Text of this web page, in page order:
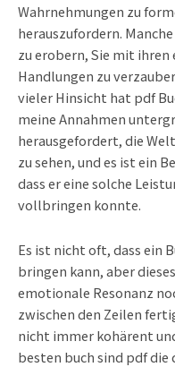
Wahrnehmungen zu
herauszufordern.
zu erobern, Sie mit
Handlungen zu
vieler Hinsicht hat pdf
meine Annahmen
herausgefordert, die
zu sehen, und es ist ein
dass er eine solche
vollbringen konnte.
Es ist nicht oft, dass ein
bringen kann, aber
emotionale Resonanz
zwischen den Zeilen
nicht immer kohärent
besten buch sind pdf die